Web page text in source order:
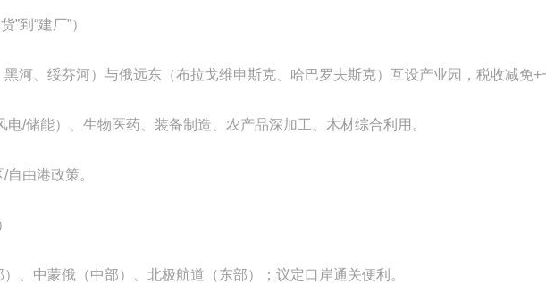
到“建厂”）
河、绥芬河）与俄远东（布拉戈维申斯克、哈巴罗夫斯克）互设产业园，税收减免+
电/储能）、生物医药、装备制造、农产品深加工、木材综合利用。
由港政策。
、中蒙俄（中部）、北极航道（东部）；议定口岸通关便利。